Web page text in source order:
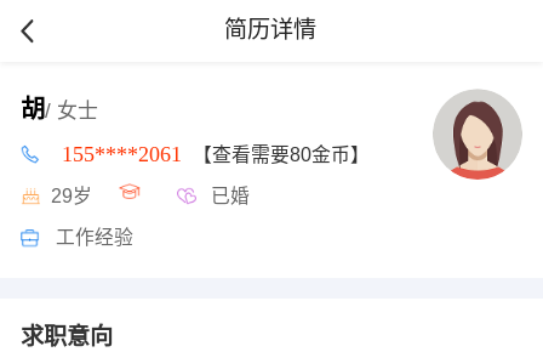
简历详情
胡/ 女士
155****2061 【查看需要80金币】
29岁 已婚
工作经验
求职意向